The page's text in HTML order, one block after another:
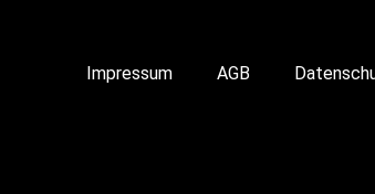
Impressum AGB